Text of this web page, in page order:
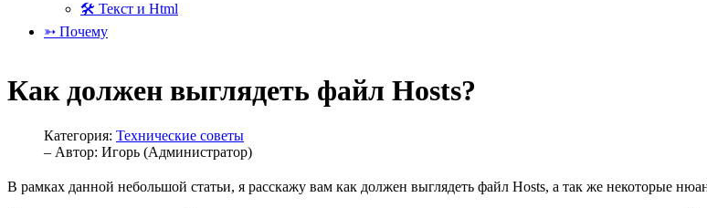
🛠 Текст и Html
➳ Почему
Как должен выглядеть файл Hosts?
Категория: Технические советы
– Автор: Игорь (Администратор)
В рамках данной небольшой статьи, я расскажу вам как должен выглядеть файл Hosts, а так же некоторые